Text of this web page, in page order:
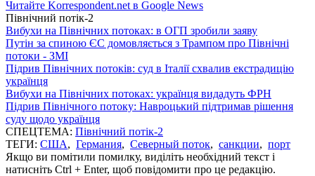
Читайте Korrespondent.net в Google News
Північний потік-2
Вибухи на Північних потоках: в ОГП зробили заяву
Путін за спиною ЄС домовляється з Трампом про Північні
потоки - ЗМІ
Підрив Північних потоків: суд в Італії схвалив екстрадицію
українця
Вибухи на Північних потоках: українця видадуть ФРН
Підрив Північного потоку: Навроцький підтримав рішення
суду щодо українця
СПЕЦТЕМА: Північний потік-2
ТЕГИ: США, Германия, Северный поток, санкции, порт
Якщо ви помітили помилку, виділіть необхідний текст і
натисніть Ctrl + Enter, щоб повідомити про це редакцію.